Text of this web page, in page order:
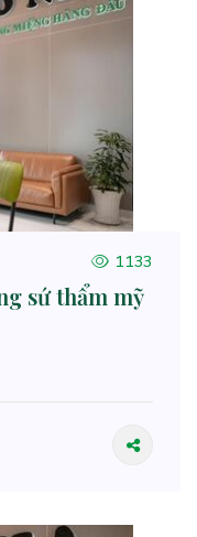
1133
sứ thẩm mỹ